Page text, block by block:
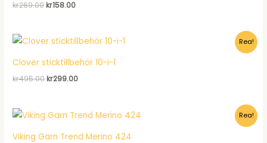
kr269.00Det
kr269.00.
kr158.00Det
kr158.00.
Rea!
Clover sticktillbehör 10-i-1
kr495.00Det
kr495.00.
kr299.00Det
kr299.00.
Rea!
Viking Garn Trend Merino 424